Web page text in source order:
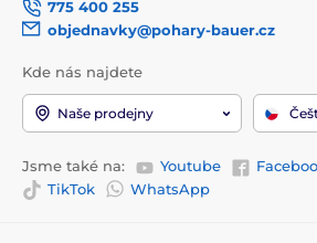
775 400 255
objednavky@pohary-bauer.cz
Kde nás najdete
Naše prodejny
Jsme také na: Youtube
TikTok
WhatsApp